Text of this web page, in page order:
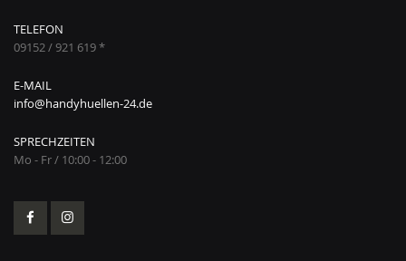
TELEFON
09152 / 921 619 *
E-MAIL
info@handyhuellen-24.de
SPRECHZEITEN
Mo - Fr / 10:00 - 12:00